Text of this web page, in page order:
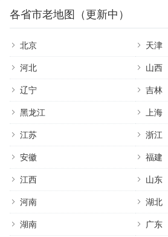
各省市老地图（更新中）
北京 天津
河北 山西
辽宁 吉林
黑龙江 上海
江苏 浙江
安徽 福建
江西 山东
河南 湖北
湖南 广东